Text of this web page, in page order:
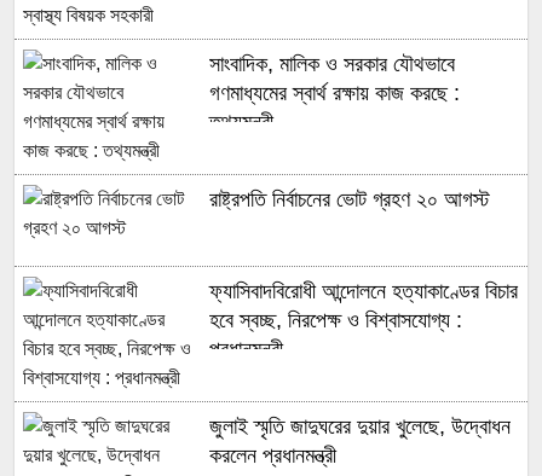
সাংবাদিক, মালিক ও সরকার যৌথভাবে
গণমাধ্যমের স্বার্থ রক্ষায় কাজ করছে :
তথ্যমন্ত্রী
রাষ্ট্রপতি নির্বাচনের ভোট গ্রহণ ২০ আগস্ট
ফ্যাসিবাদবিরোধী আন্দোলনে হত্যাকাণ্ডের বিচার
হবে স্বচ্ছ, নিরপেক্ষ ও বিশ্বাসযোগ্য :
প্রধানমন্ত্রী
জুলাই স্মৃতি জাদুঘরের দুয়ার খুলেছে, উদ্বোধন
করলেন প্রধানমন্ত্রী